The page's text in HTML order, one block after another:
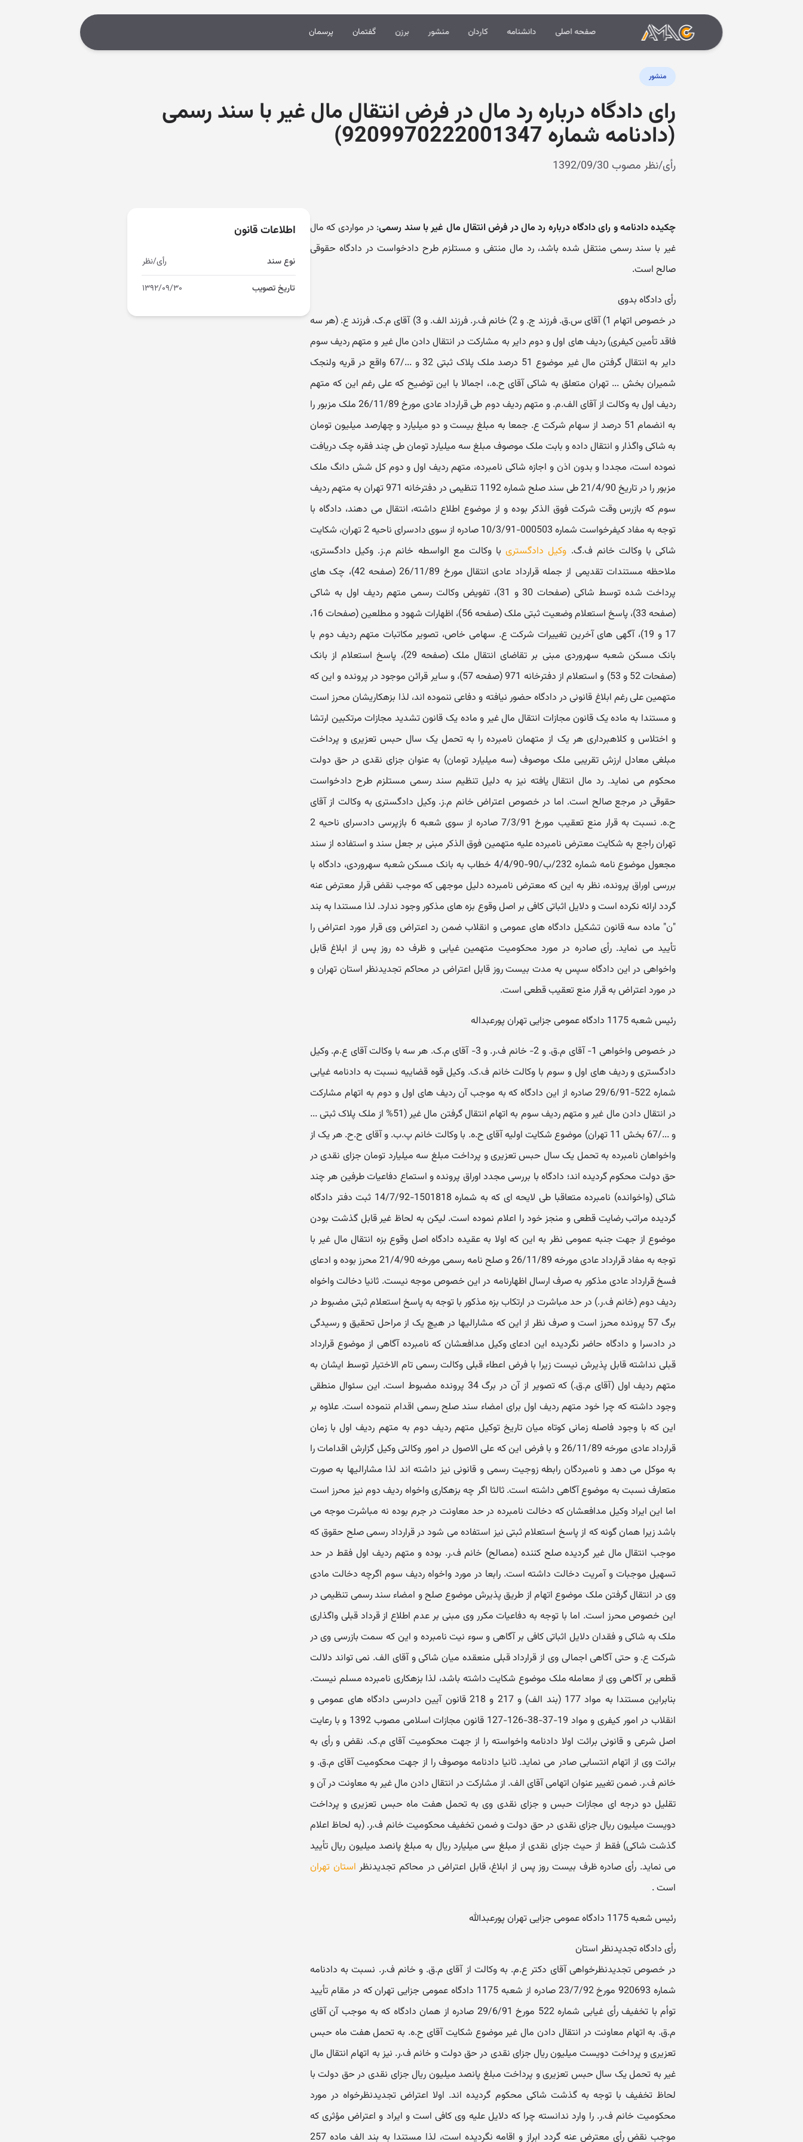
صفحه اصلی دانشنامه کاردان منشور برزن گفتمان پرسمان
منشور
رای دادگاه درباره رد مال در فرض انتقال مال غیر با سند رسمی
(دادنامه شماره 9209970222001347)
رأی/نظر مصوب 1392/09/30
چکیده دادنامه و رای دادگاه درباره رد مال در فرض انتقال مال غیر با سند رسمی: در مواردی که مال
غیر با سند رسمی منتقل شده باشد، رد مال منتفی و مستلزم طرح دادخواست در دادگاه حقوقی
صالح است.
رأی دادگاه بدوی
در خصوص اتهام 1) آقای س.ق. فرزند ج. و 2) خانم ف.ر. فرزند الف. و 3) آقای م.ک. فرزند ع. (هر سه
فاقد تأمین کیفری) ردیف های اول و دوم دایر به مشارکت در انتقال دادن مال غیر و متهم ردیف سوم
دایر به انتقال گرفتن مال غیر موضوع 51 درصد ملک پلاک ثبتی 32 و .../67 واقع در قریه ولنجک
شمیران بخش ... تهران متعلق به شاکی آقای ح.ه.، اجمالا با این توضیح که علی رغم این که متهم
ردیف اول به وکالت از آقای الف.م. و متهم ردیف دوم طی قرارداد عادی مورخ 26/11/89 ملک مزبور را
به انضمام 51 درصد از سهام شرکت ع. جمعا به مبلغ بیست و دو میلیارد و چهارصد میلیون تومان
به شاکی واگذار و انتقال داده و بابت ملک موصوف مبلغ سه میلیارد تومان طی چند فقره چک دریافت
نموده است، مجددا و بدون اذن و اجازه شاکی نامبرده، متهم ردیف اول و دوم کل شش دانگ ملک
مزبور را در تاریخ 21/4/90 طی سند صلح شماره 1192 تنظیمی در دفترخانه 971 تهران به متهم ردیف
سوم که بازرس وقت شرکت فوق الذکر بوده و از موضوع اطلاع داشته، انتقال می دهند، دادگاه با
توجه به مفاد کیفرخواست شماره 000503-10/3/91 صادره از سوی دادسرای ناحیه 2 تهران، شکایت
شاکی با وکالت خانم ف.گ. وکیل دادگستریبا وکالت مع الواسطه خانم م.ز. وکیل دادگستری،
ملاحظه مستندات تقدیمی از جمله قرارداد عادی انتقال مورخ 26/11/89 (صفحه 42)، چک های
پرداخت شده توسط شاکی (صفحات 30 و 31)، تفویض وکالت رسمی متهم ردیف اول به شاکی
(صفحه 33)، پاسخ استعلام وضعیت ثبتی ملک (صفحه 56)، اظهارات شهود و مطلعین (صفحات 16،
17 و 19)، آگهی های آخرین تغییرات شرکت ع. سهامی خاص، تصویر مکاتبات متهم ردیف دوم با
بانک مسکن شعبه سهروردی مبنی بر تقاضای انتقال ملک (صفحه 29)، پاسخ استعلام از بانک
(صفحات 52 و 53) و استعلام از دفترخانه 971 (صفحه 57)، و سایر قرائن موجود در پرونده و این که
متهمین علی رغم ابلاغ قانونی در دادگاه حضور نیافته و دفاعی ننموده اند، لذا بزهکاریشان محرز است
و مستندا به ماده یک قانون مجازات انتقال مال غیر و ماده یک قانون تشدید مجازات مرتکبین ارتشا
و اختلاس و کلاهبرداری هر یک از متهمان نامبرده را به تحمل یک سال حبس تعزیری و پرداخت
مبلغی معادل ارزش تقریبی ملک موصوف (سه میلیارد تومان) به عنوان جزای نقدی در حق دولت
محکوم می نماید. رد مال انتقال یافته نیز به دلیل تنظیم سند رسمی مستلزم طرح دادخواست
حقوقی در مرجع صالح است. اما در خصوص اعتراض خانم م.ز. وکیل دادگستری به وکالت از آقای
ح.ه. نسبت به قرار منع تعقیب مورخ 7/3/91 صادره از سوی شعبه 6 بازپرسی دادسرای ناحیه 2
تهران راجع به شکایت معترض نامبرده علیه متهمین فوق الذکر مبنی بر جعل سند و استفاده از سند
مجعول موضوع نامه شماره 232/ب/90-4/4/90 خطاب به بانک مسکن شعبه سهروردی، دادگاه با
بررسی اوراق پرونده، نظر به این که معترض نامبرده دلیل موجهی که موجب نقض قرار معترض عنه
گردد ارائه نکرده است و دلایل اثباتی کافی بر اصل وقوع بزه های مذکور وجود ندارد. لذا مستندا به بند
"ن" ماده سه قانون تشکیل دادگاه های عمومی و انقلاب ضمن رد اعتراض وی قرار مورد اعتراض را
تأیید می نماید. رأی صادره در مورد محکومیت متهمین غیابی و ظرف ده روز پس از ابلاغ قابل
واخواهی در این دادگاه سپس به مدت بیست روز قابل اعتراض در محاکم تجدیدنظر استان تهران و
در مورد اعتراض به قرار منع تعقیب قطعی است.
رئیس شعبه 1175 دادگاه عمومی جزایی تهران پورعبداله
در خصوص واخواهی 1- آقای م.ق. و 2- خانم ف.ر. و 3- آقای م.ک. هر سه با وکالت آقای ع.م. وکیل
دادگستری و ردیف های اول و سوم با وکالت خانم ف.ک. وکیل قوه قضاییه نسبت به دادنامه غیابی
شماره 522-29/6/91 صادره از این دادگاه که به موجب آن ردیف های اول و دوم به اتهام مشارکت
در انتقال دادن مال غیر و متهم ردیف سوم به اتهام انتقال گرفتن مال غیر (51% از ملک پلاک ثبتی ...
و .../67 بخش 11 تهران) موضوع شکایت اولیه آقای ح.ه. با وکالت خانم پ.ب. و آقای ح.ح. هر یک از
واخواهان نامبرده به تحمل یک سال حبس تعزیری و پرداخت مبلغ سه میلیارد تومان جزای نقدی در
حق دولت محکوم گردیده اند؛ دادگاه با بررسی مجدد اوراق پرونده و استماع دفاعیات طرفین هر چند
شاکی (واخوانده) نامبرده متعاقبا طی لایحه ای که به شماره 1501818-14/7/92 ثبت دفتر دادگاه
گردیده مراتب رضایت قطعی و منجز خود را اعلام نموده است. لیکن به لحاظ غیر قابل گذشت بودن
موضوع از جهت جنبه عمومی نظر به این که اولا به عقیده دادگاه اصل وقوع بزه انتقال مال غیر با
توجه به مفاد قرارداد عادی مورخه 26/11/89 و صلح نامه رسمی مورخه 21/4/90 محرز بوده و ادعای
فسخ قرارداد عادی مذکور به صرف ارسال اظهارنامه در این خصوص موجه نیست. ثانیا دخالت واخواه
ردیف دوم (خانم ف.ر.) در حد مباشرت در ارتکاب بزه مذکور با توجه به پاسخ استعلام ثبتی مضبوط در
برگ 57 پرونده محرز است و صرف نظر از این که مشارالیها در هیچ یک از مراحل تحقیق و رسیدگی
در دادسرا و دادگاه حاضر نگردیده این ادعای وکیل مدافعشان که نامبرده آگاهی از موضوع قرارداد
قبلی نداشته قابل پذیرش نیست زیرا با فرض اعطاء قبلی وکالت رسمی تام الاختیار توسط ایشان به
متهم ردیف اول (آقای م.ق.) که تصویر از آن در برگ 34 پرونده مضبوط است. این سئوال منطقی
وجود داشته که چرا خود متهم ردیف اول برای امضاء سند صلح رسمی اقدام ننموده است. علاوه بر
این که با وجود فاصله زمانی کوتاه میان تاریخ توکیل متهم ردیف دوم به متهم ردیف اول با زمان
قرارداد عادی مورخه 26/11/89 و با فرض این که علی الاصول در امور وکالتی وکیل گزارش اقدامات را
به موکل می دهد و نامبردگان رابطه زوجیت رسمی و قانونی نیز داشته اند لذا مشارالیها به صورت
متعارف نسبت به موضوع آگاهی داشته است. ثالثا اگر چه بزهکاری واخواه ردیف دوم نیز محرز است
اما این ایراد وکیل مدافعشان که دخالت نامبرده در حد معاونت در جرم بوده نه مباشرت موجه می
باشد زیرا همان گونه که از پاسخ استعلام ثبتی نیز استفاده می شود در قرارداد رسمی صلح حقوق که
موجب انتقال مال غیر گردیده صلح کننده (مصالح) خانم ف.ر. بوده و متهم ردیف اول فقط در حد
تسهیل موجبات و آمریت دخالت داشته است. رابعا در مورد واخواه ردیف سوم اگرچه دخالت مادی
وی در انتقال گرفتن ملک موضوع اتهام از طریق پذیرش موضوع صلح و امضاء سند رسمی تنظیمی در
این خصوص محرز است. اما با توجه به دفاعیات مکرر وی مبنی بر عدم اطلاع از قرداد قبلی واگذاری
ملک به شاکی و فقدان دلایل اثباتی کافی بر آگاهی و سوء نیت نامبرده و این که سمت بازرسی وی در
شرکت ع. و حتی آگاهی اجمالی وی از قرارداد قبلی منعقده میان شاکی و آقای الف. نمی تواند دلالت
قطعی بر آگاهی وی از معامله ملک موضوع شکایت داشته باشد، لذا بزهکاری نامبرده مسلم نیست.
بنابراین مستندا به مواد 177 (بند الف) و 217 و 218 قانون آیین دادرسی دادگاه های عمومی و
انقلاب در امور کیفری و مواد 19-37-38-126-127 قانون مجازات اسلامی مصوب 1392 و با رعایت
اصل شرعی و قانونی برائت اولا دادنامه واخواسته را از جهت محکومیت آقای م.ک. نقض و رأی به
برائت وی از اتهام انتسابی صادر می نماید. ثانیا دادنامه موصوف را از جهت محکومیت آقای م.ق. و
خانم ف.ر. ضمن تغییر عنوان اتهامی آقای الف. از مشارکت در انتقال دادن مال غیر به معاونت در آن و
تقلیل دو درجه ای مجازات حبس و جزای نقدی وی به تحمل هفت ماه حبس تعزیری و پرداخت
دویست میلیون ریال جزای نقدی در حق دولت و ضمن تخفیف محکومیت خانم ف.ر. (به لحاظ اعلام
گذشت شاکی) فقط از حیث جزای نقدی از مبلغ سی میلیارد ریال به مبلغ پانصد میلیون ریال تأیید
می نماید. رأی صادره ظرف بیست روز پس از ابلاغ، قابل اعتراض در محاکم تجدیدنظر استان تهران
است .
رئیس شعبه 1175 دادگاه عمومی جزایی تهران پورعبدالله
رأی دادگاه تجدیدنظر استان
در خصوص تجدیدنظرخواهی آقای دکتر ع.م. به وکالت از آقای م.ق. و خانم ف.ر. نسبت به دادنامه
شماره 920693 مورخ 23/7/92 صادره از شعبه 1175 دادگاه عمومی جزایی تهران که در مقام تأیید
توأم با تخفیف رأی غیابی شماره 522 مورخ 29/6/91 صادره از همان دادگاه که به موجب آن آقای
م.ق. به اتهام معاونت در انتقال دادن مال غیر موضوع شکایت آقای ح.ه. به تحمل هفت ماه حبس
تعزیری و پرداخت دویست میلیون ریال جزای نقدی در حق دولت و خانم ف.ر. نیز به اتهام انتقال مال
غیر به تحمل یک سال حبس تعزیری و پرداخت مبلغ پانصد میلیون ریال جزای نقدی در حق دولت با
لحاظ تخفیف با توجه به گذشت شاکی محکوم گردیده اند. اولا اعتراض تجدیدنظرخواه در مورد
محکومیت خانم ف.ر. را وارد ندانسته چرا که دلایل علیه وی کافی است و ایراد و اعتراض مؤثری که
موجب نقض رأی معترض عنه گردد ابراز و اقامه نگردیده است، لذا مستندا به بند الف ماده 257
اطلاعات قانون
نوع سند رأی/نظر
تاریخ تصویب ۱۳۹۲/۰۹/۳۰